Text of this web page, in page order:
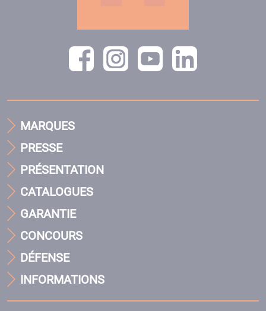
MARQUES
PRESSE
PRÉSENTATION
CATALOGUES
GARANTIE
CONCOURS
DÉFENSE
INFORMATIONS